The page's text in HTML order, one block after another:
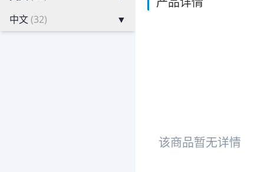
中文(32) ▼
该商品暂无详情